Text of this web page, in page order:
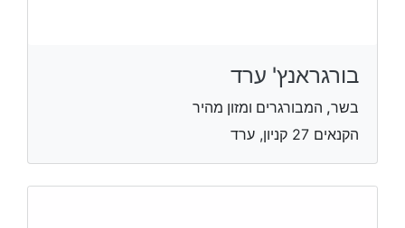
בורגראנץ' ערד
בשר, המבורגרים ומזון מהיר
‏הקנאים 27 קניון, ערד